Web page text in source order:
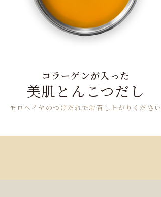
コラーゲンが入った
美肌とんこつだし
モロヘイヤのつけだれでお召し上がりください